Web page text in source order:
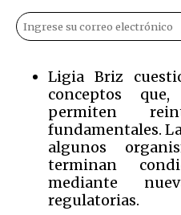
Ligia Briz
conceptos
permiten
fundamentales.
algunos
terminan
mediante
regulatorias.